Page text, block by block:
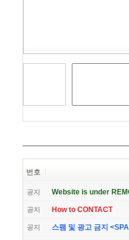
번호
공지 Website is under
공지 How to CONTACT
공지 스팸 및 광고 금지